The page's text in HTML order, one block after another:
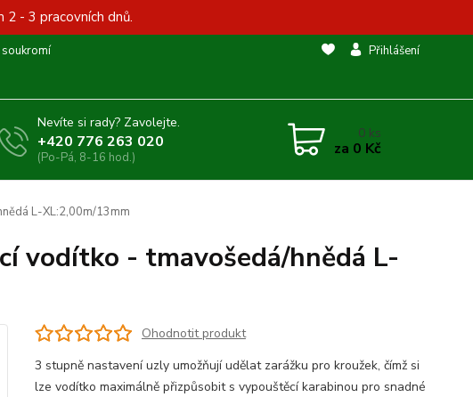
2 - 3 pracovních dnů.
soukromí
Přihlášení
Nevíte si rady? Zavolejte.
+420 776 263 020
(Po-Pá, 8-16 hod.)
0 ks
za 0 Kč
L-XL:2,00m/13mm
vodítko - tmavošedá/hnědá L-
Ohodnotit produkt
3 stupně nastavení uzly umožňují udělat zarážku pro kroužek, čímž si
lze vodítko maximálně přizpůsobit s vypouštěcí karabinou pro snadné